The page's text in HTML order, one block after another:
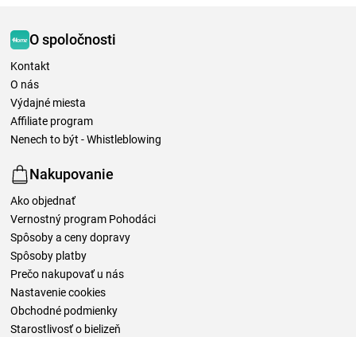
O spoločnosti
Kontakt
O nás
Výdajné miesta
Affiliate program
Nenech to být - Whistleblowing
Nakupovanie
Ako objednať
Vernostný program Pohodáci
Spôsoby a ceny dopravy
Spôsoby platby
Prečo nakupovať u nás
Nastavenie cookies
Obchodné podmienky
Starostlivosť o bielizeň